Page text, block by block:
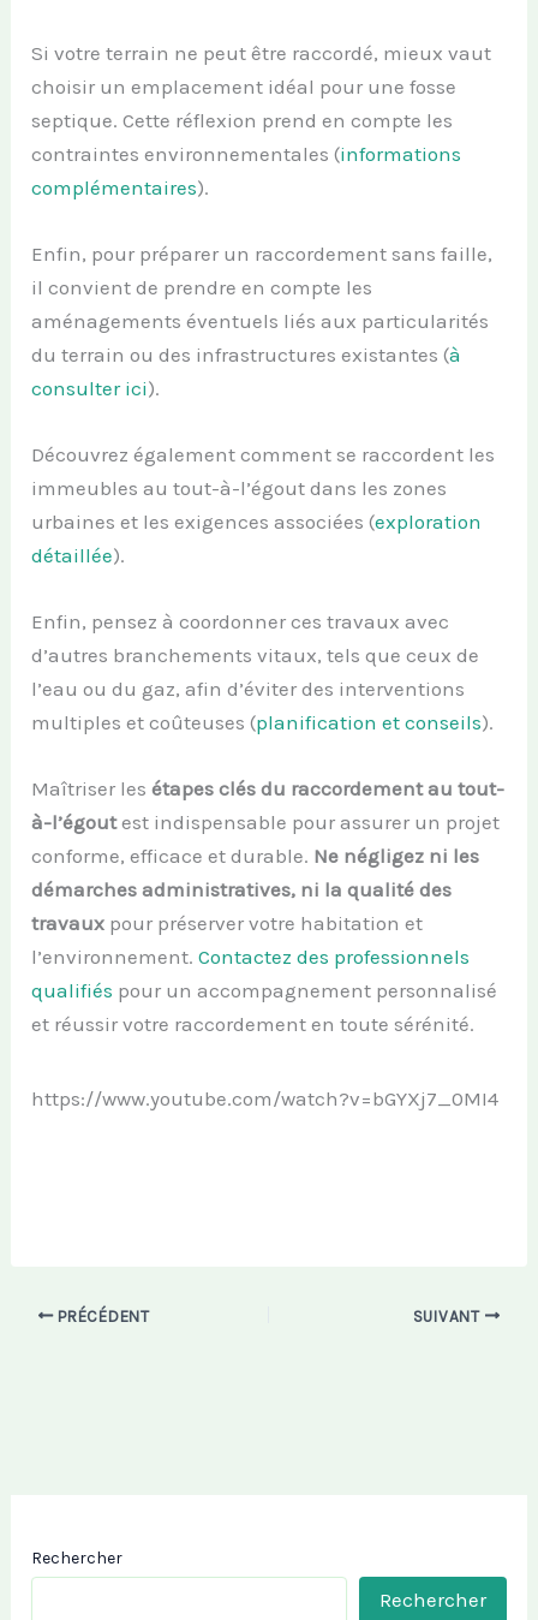
Si votre terrain ne peut être raccordé, mieux vaut
choisir un emplacement idéal pour une fosse
septique. Cette réflexion prend en compte les
contraintes environnementales (informations
complémentaires).
Enfin, pour préparer un raccordement sans faille,
il convient de prendre en compte les
aménagements éventuels liés aux particularités
du terrain ou des infrastructures existantes (à
consulter ici).
Découvrez également comment se raccordent les
immeubles au tout-à-l’égout dans les zones
urbaines et les exigences associées (exploration
détaillée).
Enfin, pensez à coordonner ces travaux avec
d’autres branchements vitaux, tels que ceux de
l’eau ou du gaz, afin d’éviter des interventions
multiples et coûteuses (planification et conseils).
Maîtriser lesétapes clés du raccordement au tout-
à-l’égoutest indispensable pour assurer un projet
conforme, efficace et durable. Ne négligez ni les
démarches administratives, ni la qualité des
travaux pour préserver votre habitation et
l’environnement.Contactez des professionnels
qualifiés pour un accompagnement personnalisé
et réussir votre raccordement en toute sérénité.
https://www.youtube.com/watch?v=bGYXj7_0MI4
PRÉCÉDENT SUIVANT
Rechercher
Rechercher